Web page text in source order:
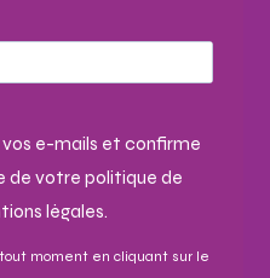
e-mails et confirme
de votre politique de
légales.
moment en cliquant sur le